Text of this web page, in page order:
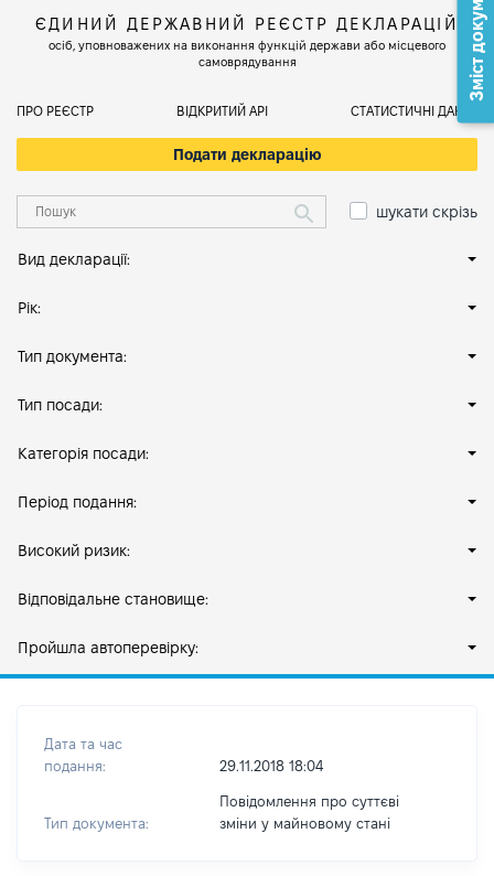
ЄДИНИЙ ДЕРЖАВНИЙ РЕЄСТР ДЕКЛАРАЦІЙ
осіб, уповноважених на виконання функцій держави або місцевого
самоврядування
ПРО РЕЄСТР ВІДКРИТИЙ АРІ СТАТИСТИЧНІ ДАНІ
Подати декларацію
шукати скрізь
Вид декларації:
Рік:
Тип документа:
Тип посади:
Категорія посади:
Період подання:
Високий ризик:
Відповідальне становище:
Пройшла автоперевірку:
Дата та час
подання:
29.11.2018 18:04
Тип документа:
Повідомлення про суттєві
зміни y майновому стані
Зміст документа